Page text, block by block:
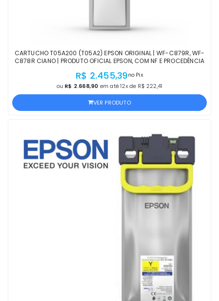
CARTUCHO T05A200 (T05A2) EPSON ORIGINAL | WF-C879R, WF-
C878R CIANO | PRODUTO OFICIAL EPSON, COM NF E PROCEDÊNCIA
R$ 2.455,39 no Pix
ou R$ 2.668,90 em até 12x de R$ 222,41
VER PRODUTO